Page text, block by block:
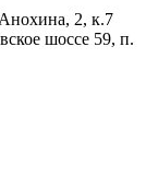
2, к.7
шоссе 59, п.